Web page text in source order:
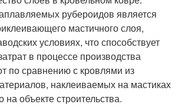
рубероидов является
мастичного слоя,
условиях, что способствует
в процессе производства
по сравнению с кровлями из
наклеиваемых на мастиках
на объекте строительства.